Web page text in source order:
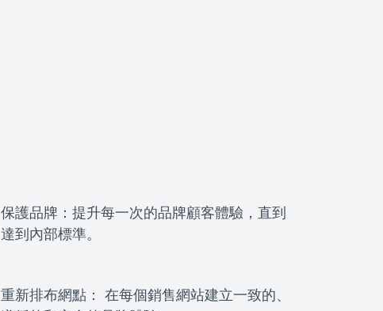
保護品牌：提升每一次的品牌顧客體驗，直到
達到內部標準。
重新排布網點： 在每個銷售網站建立一致的、